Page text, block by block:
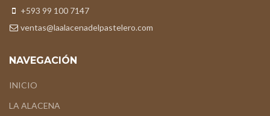
+593 99 100 7147
ventas@laalacenadelpastelero.com
NAVEGACIÓN
INICIO
LA ALACENA